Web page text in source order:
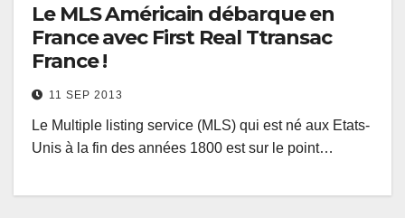
Le MLS Américain débarque en
France avec First Real Ttransac
France !
11 SEP 2013
Le Multiple listing service (MLS) qui est né aux Etats-
Unis à la fin des années 1800 est sur le point…